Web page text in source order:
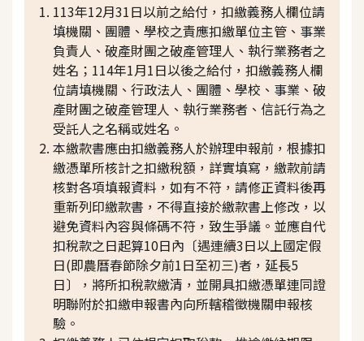
113年12月31日以前之給付，扣繳義務人欄位請
填機關、團體、學校之責應扣繳單位主管、事業
負責人、破產財團之破產管理人、執行業務者之
姓名；114年1月1日以後之給付，扣繳義務人欄
位請填機關、行政法人、團體、學校、事業、破
產財團之破產管理人、執行業務者、信託行為之
受託人之名稱或姓名。
本繳款書應由扣繳義務人於辦理申報前，根據扣
繳憑單所核計之扣繳稅額，詳實填寫，繳款前請
核對各項填報資料，如有不符，請修正資料後再
重新列印繳款書，不得直接於繳款書上修改，以
避免資料內容與條碼不符，致生爭議。並應自代
扣稅款之日起算10日內〔遇連續3日以上國定假
日(即農曆春節除夕前1日至初三)者，延長5
日〕，將所扣稅款繳清，並開具扣繳憑單連同證
明聯附於扣繳申報書內向所轄稽徵機關申報核
驗。